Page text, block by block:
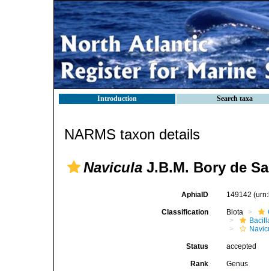
Introduction Search taxa
NARMS taxon details
Navicula J.B.M. Bory de
AphiaID 149142
Classification Biota
Status accepted
Rank Genus